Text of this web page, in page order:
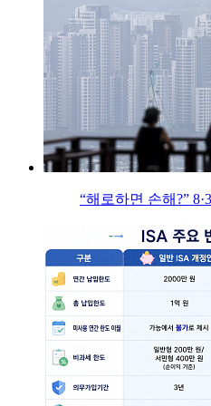
“해로하면 손해?”